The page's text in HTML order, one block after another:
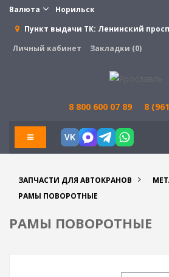
Валюта
Норильск
Пункт выдачи ТК: Ленинский
Личный кабинет
Закладки (0)
8 800 600 07 89 8
VK
ЗАПЧАСТИ ДЛЯ АВТОКРАНОВ
РАМЫ ПОВОРОТНЫЕ
РАМЫ ПОВОРОТНЫЕ